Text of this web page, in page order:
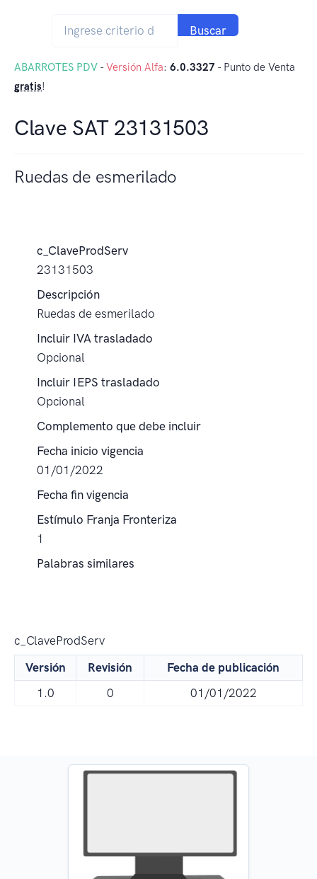
Buscar
ABARROTES PDV -Versión Alfa: 6.0.3327 - Punto de Venta
gratis!
Clave SAT 23131503
Ruedas de esmerilado
c_ClaveProdServ
23131503
Descripción
Ruedas de esmerilado
Incluir IVA trasladado
Opcional
Incluir IEPS trasladado
Opcional
Complemento que debe incluir
Fecha inicio vigencia
01/01/2022
Fecha fin vigencia
Estímulo Franja Fronteriza
1
Palabras similares
c_ClaveProdServ
Versión
Revisión
Fecha de publicación
1.0
0 01/01/2022